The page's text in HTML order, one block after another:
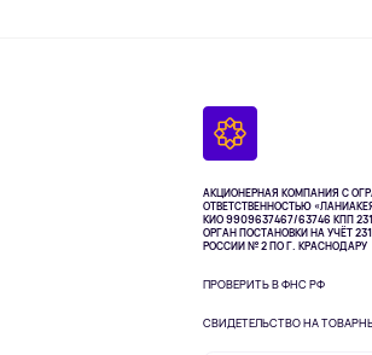
АКЦИОНЕРНАЯ КОМПАНИЯ С
ОТВЕТСТВЕННОСТЬЮ
КИО 9909637467/63746 КПП
ОРГАН ПОСТАНОВКИ НА УЧЁТ
РОССИИ № 2 ПО Г. КРАСНОДАРУ
ПРОВЕРИТЬ В ФНС РФ
СВИДЕТЕЛЬСТВО НА